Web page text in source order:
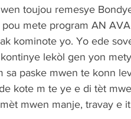
toujou remesye
mete program AN
kominote yo. Yo ede
lekòl gen yon
sa paske mwen te konn
kote m te ye e di tèt
mwen manje, travay e